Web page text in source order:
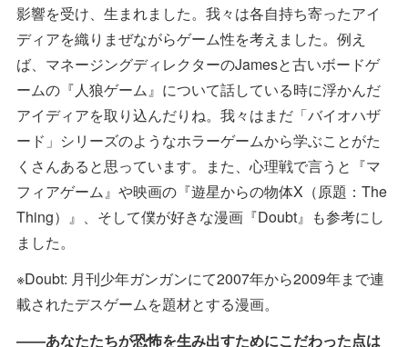
影響を受け、生まれました。我々は各自持ち寄ったアイ
ディアを織りまぜながらゲーム性を考えました。例え
ば、マネージングディレクターのJamesと古いボードゲ
ームの『人狼ゲーム』について話している時に浮かんだ
アイディアを取り込んだりね。我々はまだ「バイオハザ
ード」シリーズのようなホラーゲームから学ぶことがた
くさんあると思っています。また、心理戦で言うと『マ
フィアゲーム』や映画の『遊星からの物体X（原題：The
Thing）』、そして僕が好きな漫画『Doubt』も参考にし
ました。
※Doubt: 月刊少年ガンガンにて2007年から2009年まで連
載されたデスゲームを題材とする漫画。
――あなたたちが恐怖を生み出すためにこだわった点は